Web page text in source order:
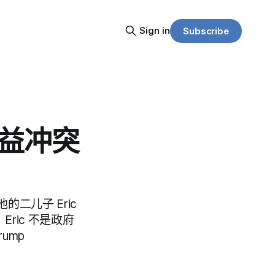
Sign in Subscribe
冲突
的二儿子 Eric
Eric 不是政府